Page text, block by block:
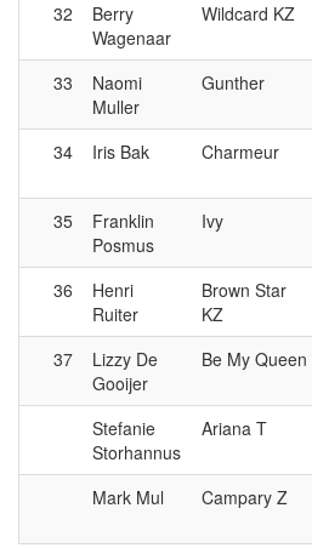
32
Berry
Wagenaar
Wildcard KZ
33
Naomi
Muller
Gunther
34 Iris Bak Charmeur
35
Franklin
Posmus
Ivy
36
Henri
Ruiter
Brown Star
KZ
37
Lizzy De
Gooijer
Be My Queen
Stefanie
Storhannus
Ariana T
Mark Mul Campary Z